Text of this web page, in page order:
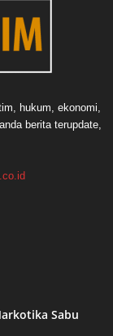
hukum, ekonomi,
berita terupdate,
Sabu